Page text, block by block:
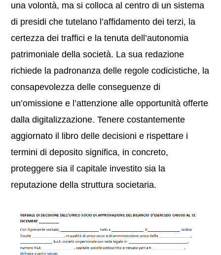
una volontà, ma si colloca al centro di un sistema
di presidi che tutelano l’affidamento dei terzi, la
certezza dei traffici e la tenuta dell’autonomia
patrimoniale della società. La sua redazione
richiede la padronanza delle regole codicistiche, la
consapevolezza delle conseguenze di
un’omissione e l’attenzione alle opportunità offerte
dalla digitalizzazione. Tenere costantemente
aggiornato il libro delle decisioni e rispettare i
termini di deposito significa, in concreto,
proteggere sia il capitale investito sia la
reputazione della struttura societaria.